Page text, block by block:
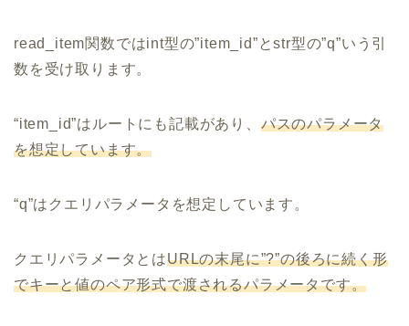
read_item関数ではint型の”item_id”とstr型の”q”いう引
数を受け取ります。
“item_id”はルートにも記載があり、 パスのパラメータ
を想定しています。
“q”はクエリパラメータを想定しています。
クエリパラメータとはURLの末尾に”?”の後ろに続く形
でキーと値のペア形式で渡されるパラメータです。